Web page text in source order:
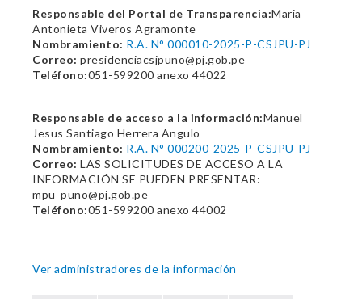
Responsable del Portal de Transparencia:Maria
Antonieta Viveros Agramonte
Nombramiento: R.A. N° 000010-2025-P-CSJPU-PJ
Correo: presidenciacsjpuno@pj.gob.pe
Teléfono:051-599200 anexo 44022
Responsable de acceso a la información:Manuel
Jesus Santiago Herrera Angulo
Nombramiento: R.A. N° 000200-2025-P-CSJPU-PJ
Correo: LAS SOLICITUDES DE ACCESO A LA
INFORMACIÓN SE PUEDEN PRESENTAR:
mpu_puno@pj.gob.pe
Teléfono:051-599200 anexo 44002
Ver administradores de la información